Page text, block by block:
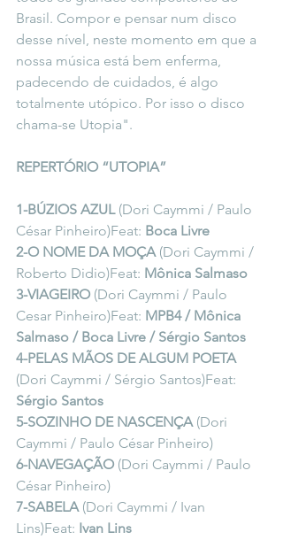
Brasil. Compor e pensar num disco
desse nível, neste momento em que a
nossa música está bem enferma,
padecendo de cuidados, é algo
totalmente utópico. Por isso o disco
chama-se Utopia".
REPERTÓRIO “UTOPIA”
1-BÚZIOS AZUL (Dori Caymmi / Paulo
César Pinheiro)Feat: Boca Livre
2-O NOME DA MOÇA (Dori Caymmi /
Roberto Didio)Feat: Mônica Salmaso
3-VIAGEIRO (Dori Caymmi / Paulo
Cesar Pinheiro)Feat: MPB4 / Mônica
Salmaso / Boca Livre / Sérgio Santos
4-PELAS MÃOS DE ALGUM POETA
(Dori Caymmi / Sérgio Santos)Feat:
Sérgio Santos
5-SOZINHO DE NASCENÇA (Dori
Caymmi / Paulo César Pinheiro)
6-NAVEGAÇÃO (Dori Caymmi / Paulo
César Pinheiro)
7-SABELA (Dori Caymmi / Ivan
Lins)Feat: Ivan Lins